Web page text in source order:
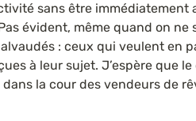
sans être immédiatement
évident, même quand on ne
: ceux qui veulent en
à leur sujet. J’espère que
la cour des vendeurs de